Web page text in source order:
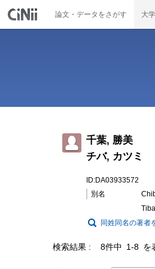
論文・データをさがす 大
千葉, 勝美
チバ, カツミ
ID:DA03933572
別名
同姓同名の著者
検索結果 8件中 1-8 を